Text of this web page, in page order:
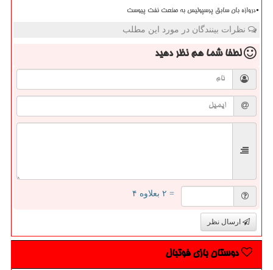
دروازه بان سابق پرسپولیس به صنعت نفت پیوست
نظرات بینندگان در مورد این مطلب
لطفا شما همنظر دهید
= ۲ بعلاوه ۴
ارسال نظر
دوستان بازی فوتبال